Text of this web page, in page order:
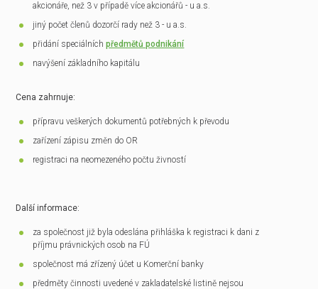
akcionáře, než 3 v případě více akcionářů - u a.s.
jiný počet členů dozorčí rady než 3 - u a.s.
přidání speciálníchpředmětů podnikání
navýšení základního kapitálu
Cena zahrnuje:
přípravu veškerých dokumentů potřebných k převodu
zařízení zápisu změn do OR
registraci na neomezeného počtu živností
Další informace:
za společnost již byla odeslána přihláška k registraci k dani z
příjmu právnických osob na FÚ
společnost má zřízený účet u Komerční banky
předměty činnosti uvedené v zakladatelské listině nejsou